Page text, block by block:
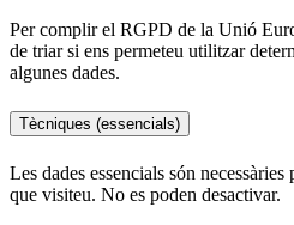
Per complir el RGPD de la Unió
de triar si ens permeteu utilitzar
algunes dades.
Tècniques (essencials)
Les dades essencials són
que visiteu. No es poden desactivar.